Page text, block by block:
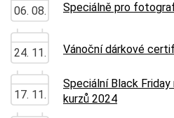
06. 08. Speciálně pro
24. 11. Vánoční dárkové
17. 11.
Speciální Black
kurzů 2024